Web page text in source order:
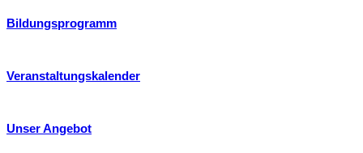
Bildungsprogramm
Veranstaltungskalender
Unser Angebot